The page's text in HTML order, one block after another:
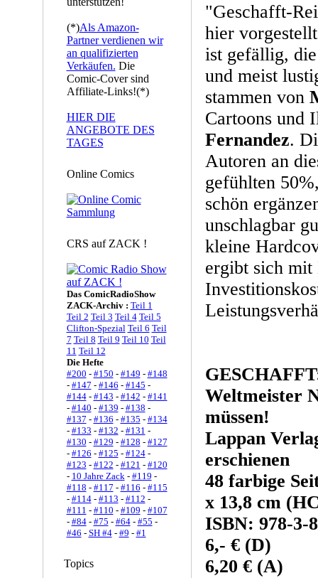
(*)Als Amazon-
Partner verdienen wir
an qualifizierten
Verkäufen. Die
Comic-Cover sind
Affiliate-Links!(*)
HIER DIE
ANGEBOTE DES
TAGES
Online Comics
CRS auf ZACK !
Das ComicRadioShow
ZACK-Archiv : Teil 1
Teil 2 Teil 3 Teil 4 Teil 5
Clifton-Spezial Teil 6 Teil
7 Teil 8 Teil 9 Teil 10 Teil
11 Teil 12
Die Hefte
#200 - #150 - #149 - #148
- #147 - #146 - #145 -
#144- #143 - #142 - #141
- #140 - #139 - #138 -
#137 - #136 - #135 - #134
- #133 - #132 - #131 -
#130 - #129 - #128 - #127
- #126 - #125 - #124-
#123 - #122 - #121 - #120
- 10 Jahre Zack- #119 -
#118 - #117 - #116 - #115
- #114- #113 - #112 -
#111 - #110 - #109 - #107
- #84- #75 - #64- #55 -
#46 - SH #4- #9 - #1
Topics
"Geschafft-
hier
ist gefällig, die
und meist
stammen von
Cartoons und
Fernandez.
Autoren an
gefühlten
schön
unschlagbar
kleine
ergibt sich
Weltmeister
müssen!
Lappan
erschienen
48 farbige
x 13,8 cm
ISBN: 978-3-
6,- € (D)
6,20 € (A)